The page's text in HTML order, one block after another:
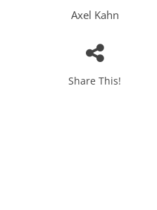
Axel Kahn
Share This!